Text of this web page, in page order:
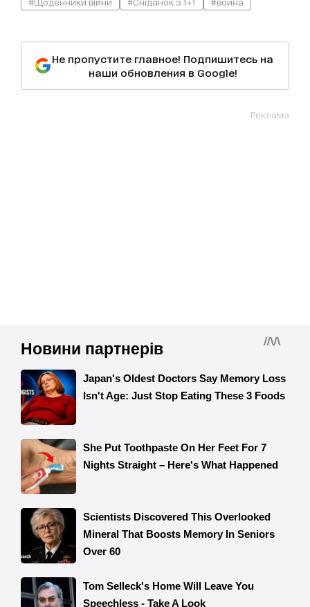
Не пропустите главное! Подпишитесь на
наши обновления в Google!
Реклама